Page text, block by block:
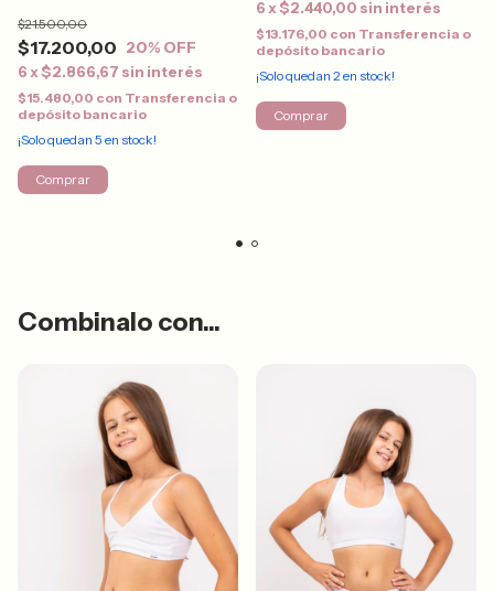
$17.200,00
$21.500,00
20% OFF
6 x$2.866,67 sin interés
$15.480,00 con Transferencia o
depósito bancario
¡Solo quedan 5 en stock!
Comprar
6 x$2.440,00 sin interés
$13.176,00 con Transferencia o
depósito bancario
¡Solo quedan 2 en stock!
Comprar
Combinalo con...